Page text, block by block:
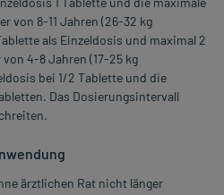
von 8-11 Jahren (26-32 kg
als Einzeldosis und maximal 2
4-8 Jahren (17-25 kg
bei 1/2 Tablette und die
Das Dosierungsintervall
ärztlichen Rat nicht länger